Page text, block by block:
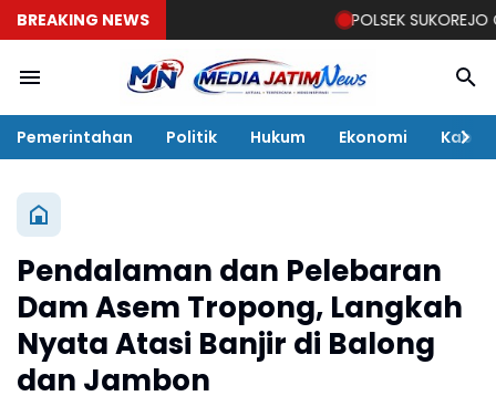
BREAKING NEWS POLSEK SUKOREJO
Pemerintahan Politik Hukum Ekonomi Kabar
Pendalaman dan Pelebaran
Dam Asem Tropong, Langkah
Nyata Atasi Banjir di Balong
dan Jambon